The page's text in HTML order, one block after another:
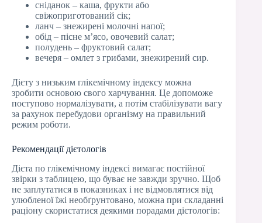
сніданок – каша, фрукти або
свіжоприготований сік;
ланч – знежирені молочні напої;
обід – пісне м’ясо, овочевий салат;
полудень – фруктовий салат;
вечеря – омлет з грибами, знежирений сир.
Дієту з низьким глікемічному індексу можна
зробити основою свого харчування. Це допоможе
поступово нормалізувати, а потім стабілізувати вагу
за рахунок перебудови організму на правильний
режим роботи.
Рекомендації дієтологів
Дієта по глікемічному індексі вимагає постійної
звірки з таблицею, що буває не завжди зручно. Щоб
не заплутатися в показниках і не відмовлятися від
улюбленої їжі необґрунтовано, можна при складанні
раціону скористатися деякими порадами дієтологів: